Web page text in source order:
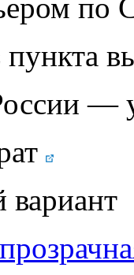
пункта
—
вариант